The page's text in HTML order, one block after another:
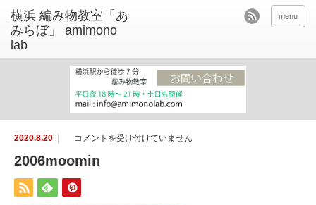
menu
2020.8.20
2
0
6
o
o
コメントを受け付けていません
2006moomin